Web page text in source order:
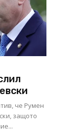
че Румен
защото